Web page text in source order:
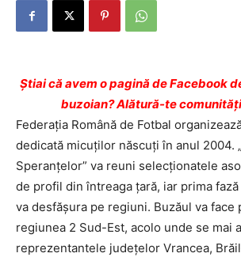
Ştiai că avem o pagină de Facebook
buzoian? Alătură-te
Federaţia Română de Fotbal
dedicată micuţilor născuţi în anul 2004.
Speranţelor” va reuni selecţionatele
de profil din întreaga ţară, iar prima
va desfăşura pe regiuni. Buzăul va face
regiunea 2 Sud-Est, acolo unde se mai
reprezentantele judeţelor Vrancea,